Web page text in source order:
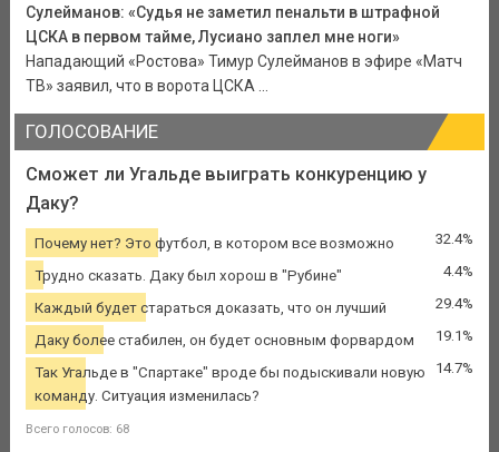
Сулейманов: «Судья не заметил пенальти в штрафной
ЦСКА в первом тайме, Лусиано заплел мне ноги»
Нападающий «Ростова» Тимур Сулейманов в эфире «Матч
ТВ» заявил, что в ворота ЦСКА ...
ГОЛОСОВАНИЕ
Сможет ли Угальде выиграть конкуренцию у
Даку?
Почему нет? Это футбол, в котором все возможно 32.4%
Трудно сказать. Даку был хорош в "Рубине" 4.4%
Каждый будет стараться доказать, что он лучший 29.4%
Даку более стабилен, он будет основным форвардом 19.1%
Так Угальде в "Спартаке" вроде бы подыскивали новую
команду. Ситуация изменилась?
14.7%
Всего голосов: 68